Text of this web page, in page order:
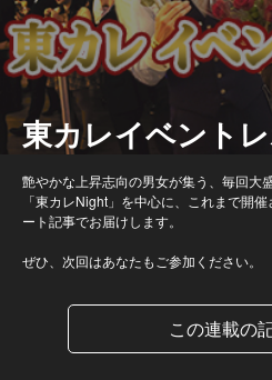
東カレイベント
艶やかな上昇志向の男女が集う、毎回大
「東カレNight」を中心に、これまで開
ート記事でお届けします。
ぜひ、次回はあなたもご参加ください。
この連載の